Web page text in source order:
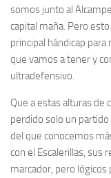
somos junto al
capital maña. Pero
principal hándicap
que vamos a tener y
ultradefensivo.
Que a estas alturas de
perdido solo un
del que conocemos
con el Escalerillas, sus
marcador, pero lógicos